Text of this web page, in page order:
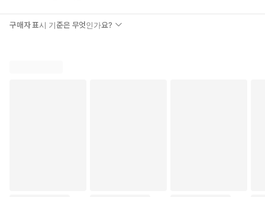
구매자 표시 기준은 무엇인가요?